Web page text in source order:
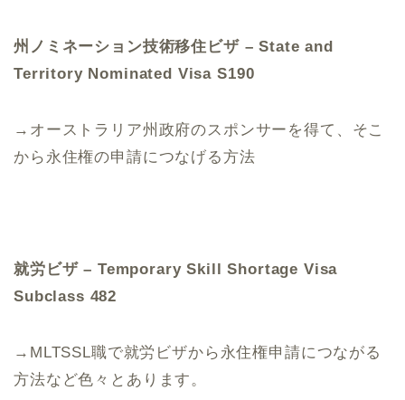
州ノミネーション技術移住ビザ – State and
Territory Nominated Visa S190
→オーストラリア州政府のスポンサーを得て、そこ
から永住権の申請につなげる方法
就労ビザ – Temporary Skill Shortage Visa
Subclass 482
→MLTSSL職で就労ビザから永住権申請につながる
方法など色々とあります。